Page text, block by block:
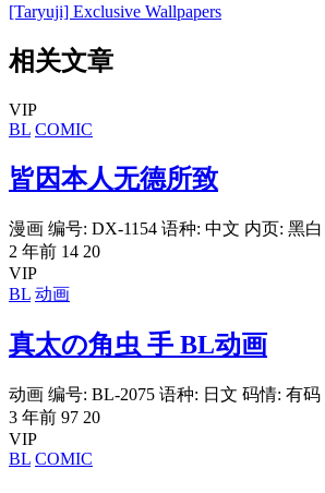
[Taryuji] Exclusive Wallpapers
相关文章
VIP
BL COMIC
皆因本人无德所致
漫画 编号: DX-1154 语种: 中文 内页: 黑
2 年前 14 20
VIP
BL 动画
真太の角虫 手 BL动画
动画 编号: BL-2075 语种: 日文 码情: 有
3 年前 97 20
VIP
BL COMIC